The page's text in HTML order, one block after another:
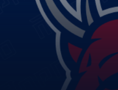
Амур
Барыс
Салават
Сибирь